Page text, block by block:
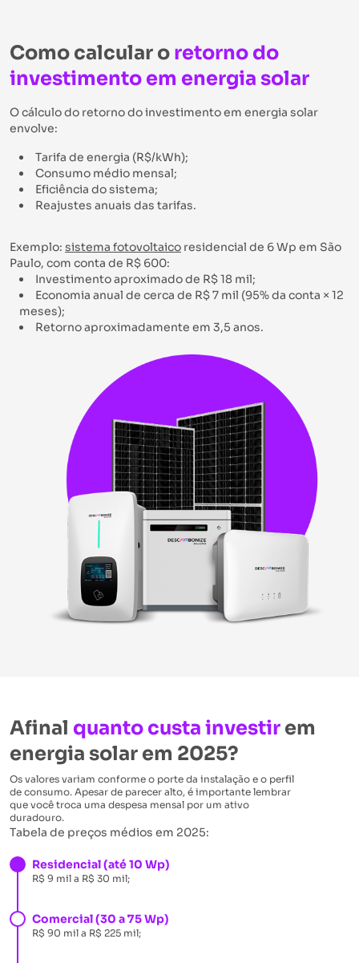
Como calcular o retorno do
investimento em energia solar
O cálculo do retorno do investimento em energia solar
envolve:
Tarifa de energia (R$/kWh);
Consumo médio mensal;
Eficiência do sistema;
Reajustes anuais das tarifas.
Exemplo: sistema fotovoltaico residencial de 6 Wp em São
Paulo, com conta de R$ 600:
Investimento aproximado de R$ 18 mil;
Economia anual de cerca de R$ 7 mil (95% da conta × 12
meses);
Retorno aproximadamente em 3,5 anos.
Afinal quanto custa investir em
energia solar em 2025?
Os valores variam conforme o porte da instalação e o perfil
de consumo. Apesar de parecer alto, é importante lembrar
que você troca uma despesa mensal por um ativo
duradouro.
Tabela de preços médios em 2025:
Residencial (até 10 Wp)
R$ 9 mil a R$ 30 mil;
Comercial (30 a 75 Wp)
R$ 90 mil a R$ 225 mil;